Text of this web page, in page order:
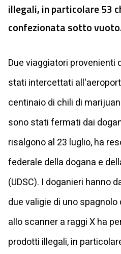
illegali, in particolare 53
confezionata sotto
Due viaggiatori provenienti
stati intercettati
centinaio di chili di
sono stati fermati dai
risalgono al 23 luglio, ha
federale della dogana e
(UDSC). I doganieri hanno
due valigie di uno
allo scanner a raggi X ha
prodotti illegali, in